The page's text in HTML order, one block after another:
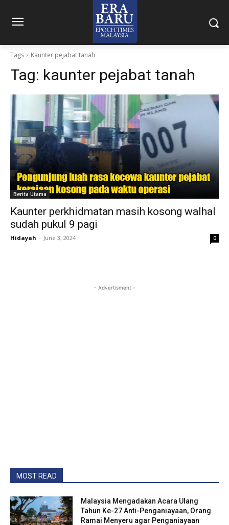
Tags Kaunter pejabat tanah
Tag: kaunter pejabat tanah
Berita Utama
Kaunter perkhidmatan masih kosong walhal
sudah pukul 9 pagi
Hidayah - June 3, 2024 0
- Advertisment -
MOST READ
Malaysia Mengadakan Acara Ulang
Tahun Ke-27 Anti-Penganiayaan, Orang
Ramai Menyeru agar Penganiayaan